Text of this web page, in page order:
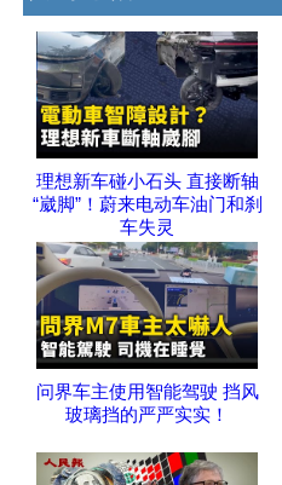
理想新车碰小石头 直接断轴
“崴脚”！蔚来电动车油门和刹
车失灵
问界车主使用智能驾驶 挡风
玻璃挡的严严实实！